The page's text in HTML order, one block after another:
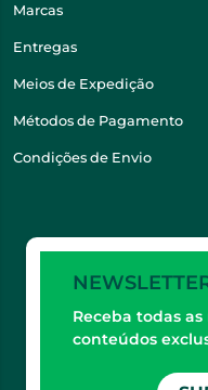
Marcas
Entregas
Meios de Expedição
Métodos de Pagamento
Condições de Envio
Receba todas
conteúdos